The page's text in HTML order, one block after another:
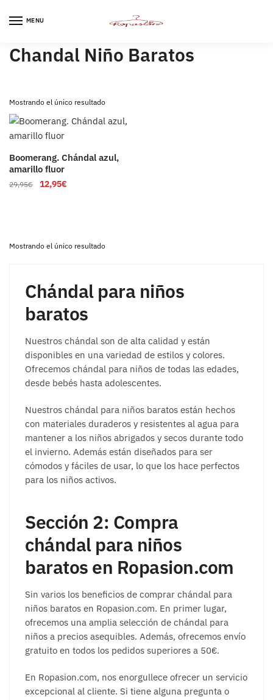
MENU
Chandal Niño Baratos
Mostrando el único resultado
Boomerang. Chándal azul,
amarillo fluor
29,95€ 12,95€
Mostrando el único resultado
Chándal para niños
baratos
Nuestros chándal son de alta calidad y están
disponibles en una variedad de estilos y colores.
Ofrecemos chándal para niños de todas las edades,
desde bebés hasta adolescentes.
Nuestros chándal para niños baratos están hechos
con materiales duraderos y resistentes al agua para
mantener a los niños abrigados y secos durante todo
el invierno. Además están diseñados para ser
cómodos y fáciles de usar, lo que los hace perfectos
para los niños activos.
Sección 2: Compra
chándal para niños
baratos en Ropasion.com
Sin varios los beneficios de comprar chándal para
niños baratos en Ropasion.com. En primer lugar,
ofrecemos una amplia selección de chándal para
niños a precios asequibles. Además, ofrecemos envío
gratuito en todos los pedidos superiores a 50€.
En Ropasion.com, nos enorgullece ofrecer un servicio
excepcional al cliente. Si tiene alguna pregunta o